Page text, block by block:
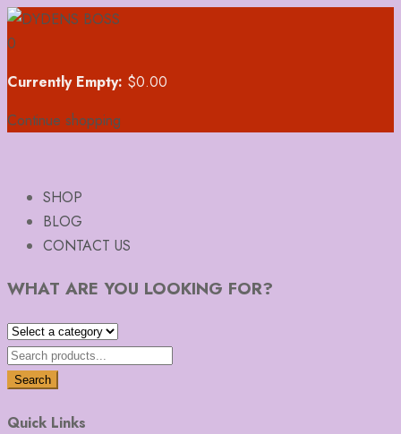
0
Currently Empty: $0.00
Continue shopping
SHOP
BLOG
CONTACT US
WHAT ARE YOU LOOKING FOR?
Search
Quick Links